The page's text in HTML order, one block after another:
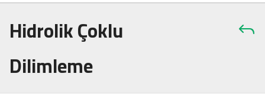
Hidrolik Çoklu
Dilimleme